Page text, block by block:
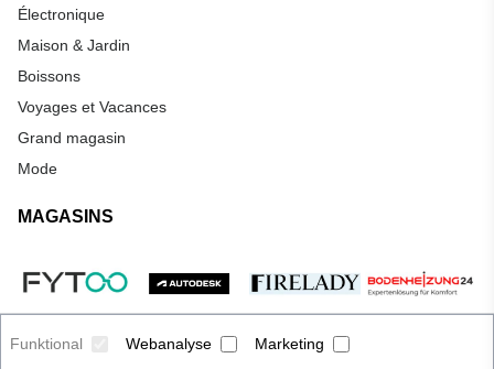
Funktional Webanalyse Marketing
Électronique
Maison & Jardin
Boissons
Voyages et Vacances
Grand magasin
Mode
MAGASINS